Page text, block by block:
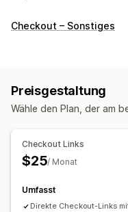
Seitentypen
Seiten verwalten
Editor-Tool
Elemente
Responsivität für
Tests Tracking
Checkout – Sonstiges
Preisgestaltung
Wähle den Plan, der am
Checkout Links
$25/ Monat
Umfasst
Direkte Checkout-Links